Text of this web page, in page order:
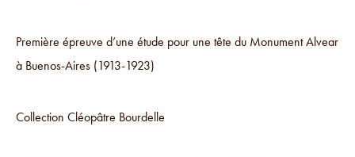
Première épreuve d’une étude pour une tête du Monument Alvear
à Buenos-Aires (1913-1923)
Collection Cléopâtre Bourdelle